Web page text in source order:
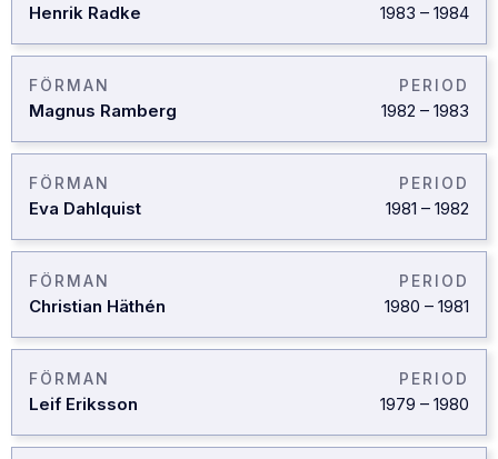
Henrik Radke 1983 – 1984
FÖRMAN
Magnus Ramberg
PERIOD
1982 – 1983
FÖRMAN
Eva Dahlquist
PERIOD
1981 – 1982
FÖRMAN
Christian Häthén
PERIOD
1980 – 1981
FÖRMAN
Leif Eriksson
PERIOD
1979 – 1980